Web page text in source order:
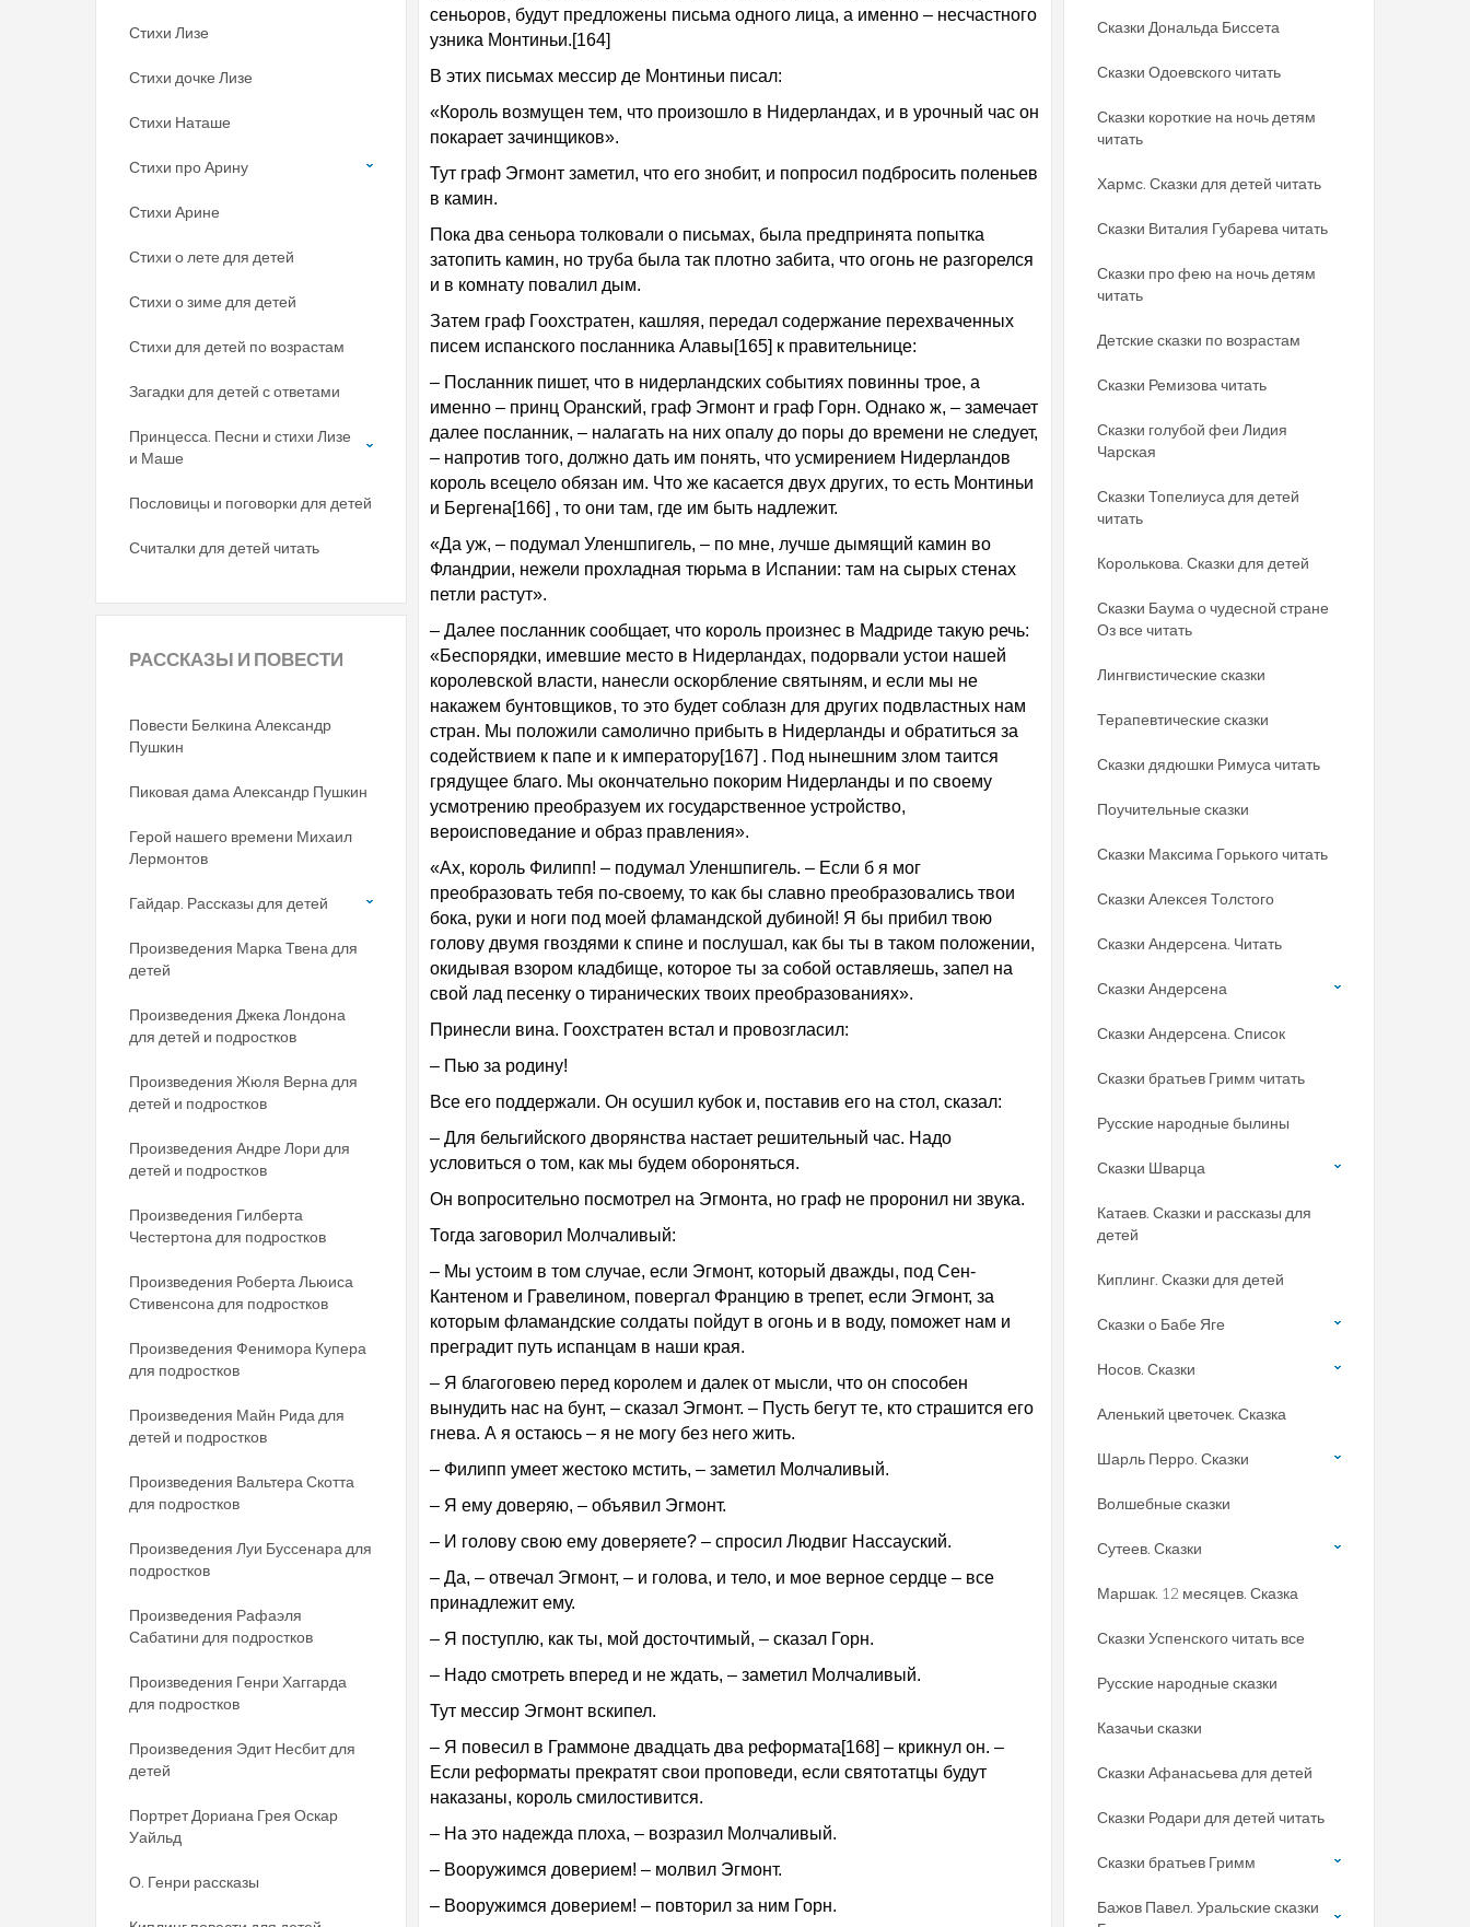
сеньоров, будут предложены письма одного лица, а именно – несчастного
узника Монтиньи.[164]
В этих письмах мессир де Монтиньи писал:
«Король возмущен тем, что произошло в Нидерландах, и в урочный час он
покарает зачинщиков».
Тут граф Эгмонт заметил, что его знобит, и попросил подбросить поленьев
в камин.
Пока два сеньора толковали о письмах, была предпринята попытка
затопить камин, но труба была так плотно забита, что огонь не разгорелся
и в комнату повалил дым.
Затем граф Гоохстратен, кашляя, передал содержание перехваченных
писем испанского посланника Алавы[165] к правительнице:
– Посланник пишет, что в нидерландских событиях повинны трое, а
именно – принц Оранский, граф Эгмонт и граф Горн. Однако ж, – замечает
далее посланник, – налагать на них опалу до поры до времени не следует,
– напротив того, должно дать им понять, что усмирением Нидерландов
король всецело обязан им. Что же касается двух других, то есть Монтиньи
и Бергена[166] , то они там, где им быть надлежит.
«Да уж, – подумал Уленшпигель, – по мне, лучше дымящий камин во
Фландрии, нежели прохладная тюрьма в Испании: там на сырых стенах
петли растут».
– Далее посланник сообщает, что король произнес в Мадриде такую речь:
«Беспорядки, имевшие место в Нидерландах, подорвали устои нашей
королевской власти, нанесли оскорбление святыням, и если мы не
накажем бунтовщиков, то это будет соблазн для других подвластных нам
стран. Мы положили самолично прибыть в Нидерланды и обратиться за
содействием к папе и к императору[167] . Под нынешним злом таится
грядущее благо. Мы окончательно покорим Нидерланды и по своему
усмотрению преобразуем их государственное устройство,
вероисповедание и образ правления».
«Ах, король Филипп! – подумал Уленшпигель. – Если б я мог
преобразовать тебя по-своему, то как бы славно преобразовались твои
бока, руки и ноги под моей фламандской дубиной! Я бы прибил твою
голову двумя гвоздями к спине и послушал, как бы ты в таком положении,
окидывая взором кладбище, которое ты за собой оставляешь, запел на
свой лад песенку о тиранических твоих преобразованиях».
Принесли вина. Гоохстратен встал и провозгласил:
– Пью за родину!
Все его поддержали. Он осушил кубок и, поставив его на стол, сказал:
– Для бельгийского дворянства настает решительный час. Надо
условиться о том, как мы будем обороняться.
Он вопросительно посмотрел на Эгмонта, но граф не проронил ни звука.
Тогда заговорил Молчаливый:
– Мы устоим в том случае, если Эгмонт, который дважды, под Сен-
Кантеном и Гравелином, повергал Францию в трепет, если Эгмонт, за
которым фламандские солдаты пойдут в огонь и в воду, поможет нам и
преградит путь испанцам в наши края.
– Я благоговею перед королем и далек от мысли, что он способен
вынудить нас на бунт, – сказал Эгмонт. – Пусть бегут те, кто страшится его
гнева. А я остаюсь – я не могу без него жить.
– Филипп умеет жестоко мстить, – заметил Молчаливый.
– Я ему доверяю, – объявил Эгмонт.
– И голову свою ему доверяете? – спросил Людвиг Нассауский.
– Да, – отвечал Эгмонт, – и голова, и тело, и мое верное сердце – все
принадлежит ему.
– Я поступлю, как ты, мой досточтимый, – сказал Горн.
– Надо смотреть вперед и не ждать, – заметил Молчаливый.
Тут мессир Эгмонт вскипел.
– Я повесил в Граммоне двадцать два реформата[168] – крикнул он. –
Если реформаты прекратят свои проповеди, если святотатцы будут
наказаны, король смилостивится.
– На это надежда плоха, – возразил Молчаливый.
– Вооружимся доверием! – молвил Эгмонт.
– Вооружимся доверием! – повторил за ним Горн.
Стихи Лизе
Стихи дочке Лизе
Стихи Наташе
Стихи про Арину
Стихи Арине
Стихи о лете для детей
Стихи о зиме для детей
Стихи для детей по возрастам
Загадки для детей с ответами
Принцесса. Песни и стихи Лизе
и Маше
Пословицы и поговорки для детей
Считалки для детей читать
РАССКАЗЫ И ПОВЕСТИ
Повести Белкина Александр
Пушкин
Пиковая дама Александр Пушкин
Герой нашего времени Михаил
Лермонтов
Гайдар. Рассказы для детей
Произведения Марка Твена для
детей
Произведения Джека Лондона
для детей и подростков
Произведения Жюля Верна для
детей и подростков
Произведения Андре Лори для
детей и подростков
Произведения Гилберта
Честертона для подростков
Произведения Роберта Льюиса
Стивенсона для подростков
Произведения Фенимора Купера
для подростков
Произведения Майн Рида для
детей и подростков
Произведения Вальтера Скотта
для подростков
Произведения Луи Буссенара для
подростков
Произведения Рафаэля
Сабатини для подростков
Произведения Генри Хаггарда
для подростков
Произведения Эдит Несбит для
детей
Портрет Дориана Грея Оскар
Уайльд
О. Генри рассказы
Сказки Дональда Биссета
Сказки Одоевского читать
Сказки короткие на ночь детям
читать
Хармс. Сказки для детей читать
Сказки Виталия Губарева читать
Сказки про фею на ночь детям
читать
Детские сказки по возрастам
Сказки Ремизова читать
Сказки голубой феи Лидия
Чарская
Сказки Топелиуса для детей
читать
Королькова. Сказки для детей
Сказки Баума о чудесной стране
Оз все читать
Лингвистические сказки
Терапевтические сказки
Сказки дядюшки Римуса читать
Поучительные сказки
Сказки Максима Горького читать
Сказки Алексея Толстого
Сказки Андерсена. Читать
Сказки Андерсена
Сказки Андерсена. Список
Сказки братьев Гримм читать
Русские народные былины
Сказки Шварца
Катаев. Сказки и рассказы для
детей
Киплинг. Сказки для детей
Сказки о Бабе Яге
Носов. Сказки
Аленький цветочек. Сказка
Шарль Перро. Сказки
Волшебные сказки
Сутеев. Сказки
Маршак. 12 месяцев. Сказка
Сказки Успенского читать все
Русские народные сказки
Казачьи сказки
Сказки Афанасьева для детей
Сказки Родари для детей читать
Сказки братьев Гримм
Бажов Павел. Уральские сказки